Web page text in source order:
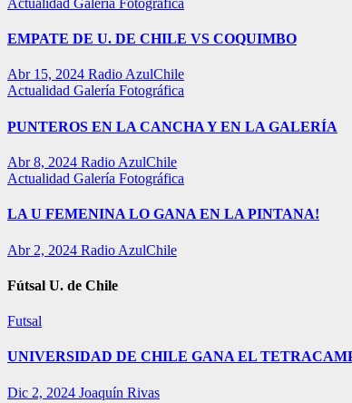
Actualidad Galería Fotográfica
EMPATE DE U. DE CHILE VS COQUIMBO
Abr 15, 2024 Radio AzulChile
Actualidad Galería Fotográfica
PUNTEROS EN LA CANCHA Y EN LA GALERÍA
Abr 8, 2024 Radio AzulChile
Actualidad Galería Fotográfica
LA U FEMENINA LO GANA EN LA PINTANA!
Abr 2, 2024 Radio AzulChile
Fútsal U. de Chile
Futsal
UNIVERSIDAD DE CHILE GANA EL
Dic 2, 2024 Joaquín Rivas